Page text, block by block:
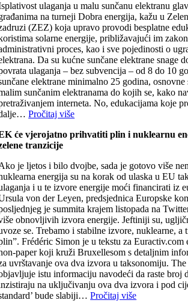
ulaganja u malu sunčanu elektranu
na turneji Dobra energija, kažu u
(ZEZ) koja upravo provodi besplatne
solarne energije, približavajući im
proces, kao i sve pojedinosti o
Da su kućne sunčane elektrane snage
ulaganja – bez subvencija – od 8 do 10
elektrane minimalno 25 godina,
sunčanim elektranama do kojih se, kako
interneta. No, edukacijama koje
Pročitaj više
će vjerojatno prihvatiti plin i nuklearnu
tranzicije
je ljetos i bilo dvojbe, sada je gotovo više
energija su na korak od ulaska u EU
i u te izvore energije moći financirati iz
von der Leyen, predsjednica Europske
je summita krajem listopada na
obnovljivih izvora energije. Jeftiniji su,
se. Trebamo i stabilne izvore, nuklearne, a
Frédéric Simon je u tekstu za
paper koji kruži Bruxellesom s detaljnim
uvrštavanje ova dva izvora u taksonomiju.
istu informaciju navodeći da raste broj
na uključivanju ova dva izvora i pod
bude slabiji…Pročitaj više